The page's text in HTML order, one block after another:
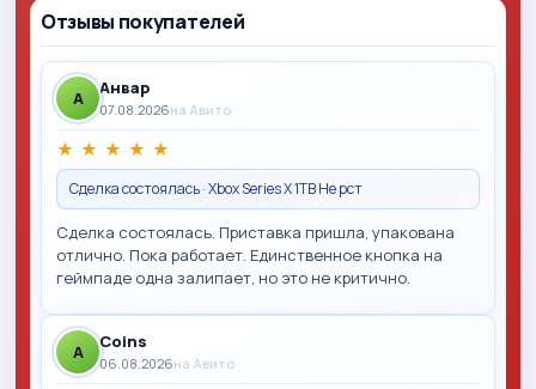
Отзывы покупателей
A Анвар
07.08.2026на Авито
★ ★ ★ ★ ★
Сделка состоялась · Xbox Series X 1TB Не рст
Сделка состоялась. Приставка пришла, упакована
отлично. Пока работает. Единственное кнопка на
геймпаде одна залипает, но это не критично.
A Coins
06.08.2026на Авито